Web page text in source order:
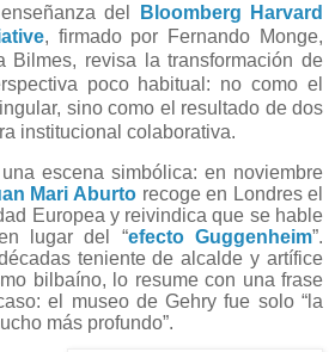
del
Bloomberg Harvard
, firmado por Fernando Monge,
Bilmes, revisa la transformación de
poco habitual: no como el
sino como el resultado de dos
institucional colaborativa.
escena simbólica: en noviembre
Mari Aburto recoge en Londres el
Europea y reivindica que se hable
lugar del “efecto Guggenheim”.
teniente de alcalde y artífice
bilbaíno, lo resume con una frase
el museo de Gehry fue solo “la
más profundo”.